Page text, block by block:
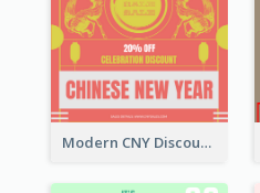
Modern CNY Discount Poster Design